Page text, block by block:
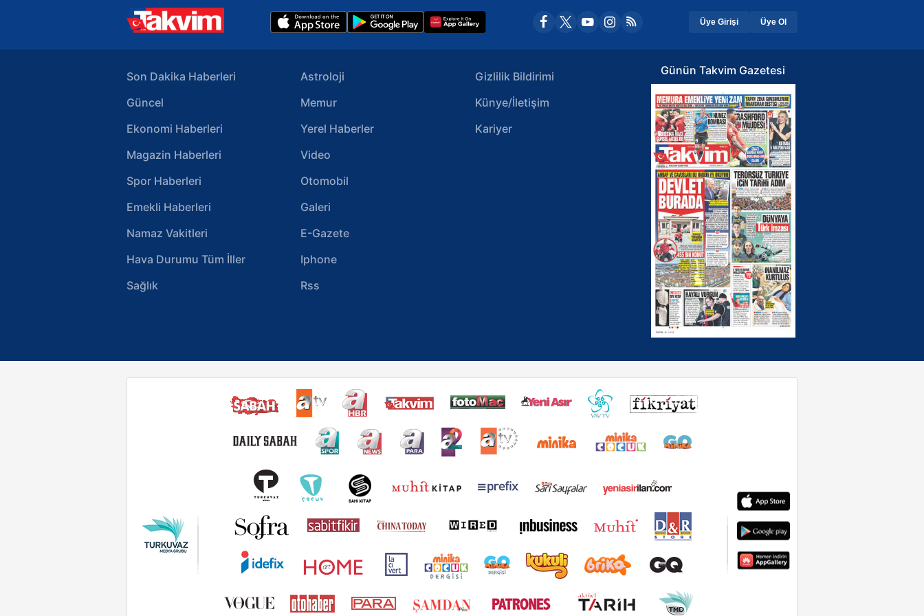
Üye Girişi Üye Ol
Son Dakika Haberleri
Güncel
Ekonomi Haberleri
Magazin Haberleri
Spor Haberleri
Emekli Haberleri
Namaz Vakitleri
Hava Durumu Tüm İller
Sağlık
Astroloji
Memur
Yerel Haberler
Video
Otomobil
Galeri
E-Gazete
Iphone
Rss
Gizlilik Bildirimi
Künye/İletişim
Kariyer
Günün Takvim Gazetesi